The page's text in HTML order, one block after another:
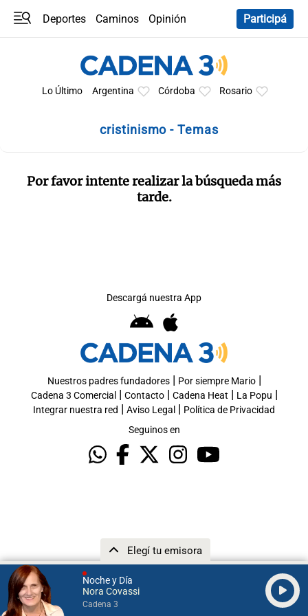
Noche y Día
Nora Covassi
Cadena 3
Elegí tu emisora
Deportes Caminos
Opinión
Participá
Lo Último Argentina Córdoba Rosario
cristinismo - Temas
Por favor intente realizar la búsqueda más
tarde.
Descargá nuestra App
Nuestros padres fundadores| Por siempre Mario|
Cadena 3 Comercial | Contacto| Cadena Heat | La Popu |
Integrar nuestra red | Aviso Legal | Política de Privacidad
Seguinos en